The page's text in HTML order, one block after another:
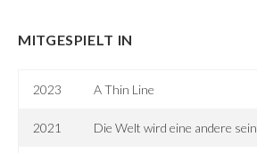
MITGESPIELT IN
2023 A Thin Line
2021 Die Welt wird eine andere sein